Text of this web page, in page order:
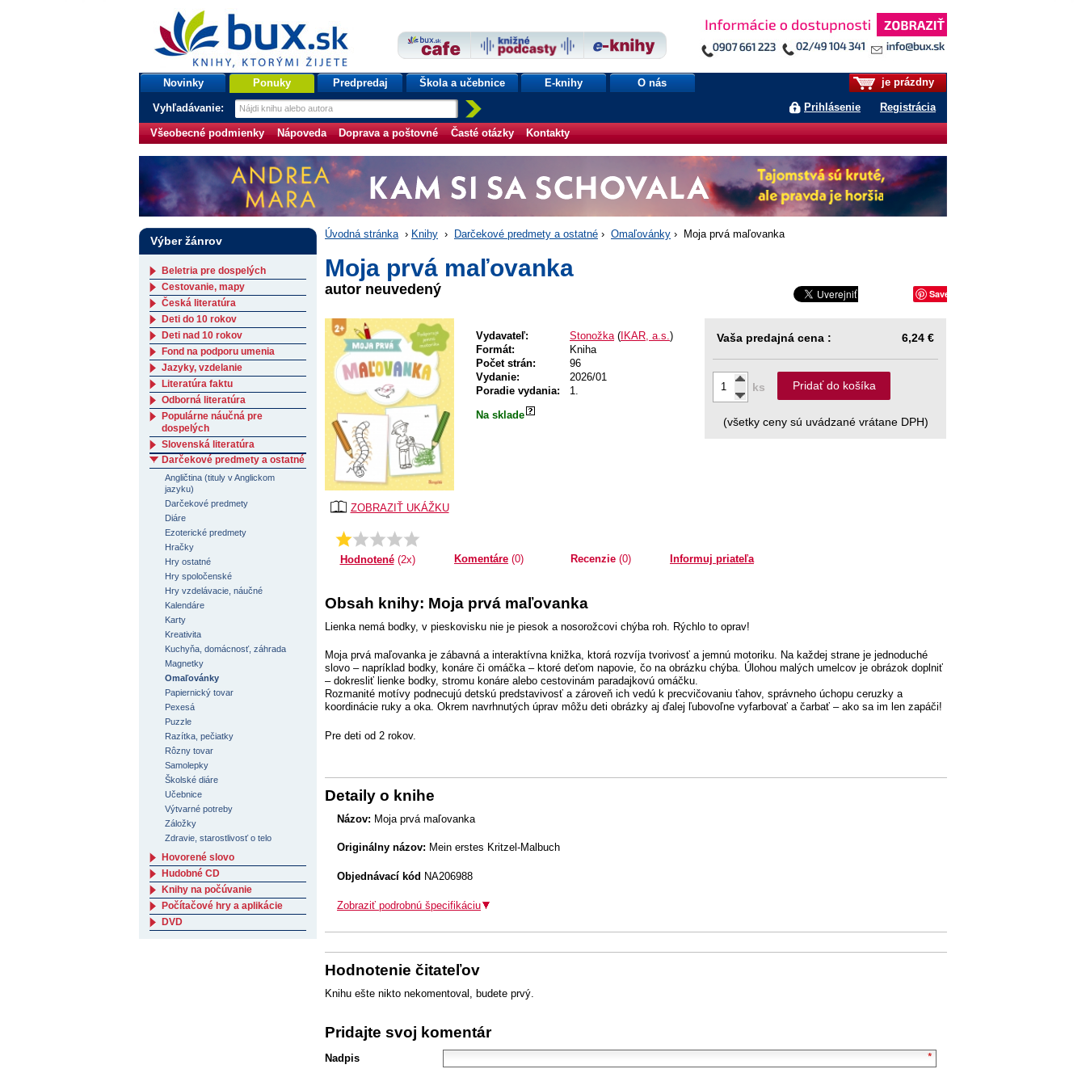
bux.sk
knihy, ktorými žijete
Úvodná stránka
je prázdny
Prihlásenie Registrácia
Novinky Ponuky Predpredaj Škola a učebnice E-knihy O nás
Vyhľadávanie:
Všeobecné podmienky Nápoveda Doprava a poštovné Časté otázky Kontakty
Úvodná stránka › Knihy › Darčekové predmety a ostatné › Omaľovánky › Moja prvá maľovanka
Moja prvá maľovanka
autor neuvedený Save
ZOBRAZIŤ UKÁŽKU
Vydavateľ: Stonožka( IKAR, a.s.)
Formát:
Kniha
Počet strán:
96
Vydanie:
2026/01
Poradie vydania:
1.
Na sklade
Vaša predajná cena : 6,24 €
ks Pridať do košíka
(všetky ceny sú uvádzané vrátane DPH)
Priemer:
1.0
Hodnotené(2x) Komentáre (0) Recenzie(0) Informuj priateľa
Obsah knihy: Moja prvá maľovanka
Lienka nemá bodky, v pieskovisku nie je piesok a nosorožcovi chýba roh. Rýchlo to oprav!
Moja prvá maľovanka je zábavná a interaktívna knižka, ktorá rozvíja tvorivosť a jemnú motoriku. Na každej strane je jednoduché
slovo – napríklad bodky, konáre či omáčka – ktoré deťom napovie, čo na obrázku chýba. Úlohou malých umelcov je obrázok doplniť
– dokresliť lienke bodky, stromu konáre alebo cestovinám paradajkovú omáčku.
Rozmanité motívy podnecujú detskú predstavivosť a zároveň ich vedú k precvičovaniu ťahov, správneho úchopu ceruzky a
koordinácie ruky a oka. Okrem navrhnutých úprav môžu deti obrázky aj ďalej ľubovoľne vyfarbovať a čarbať – ako sa im len zapáči!
Pre deti od 2 rokov.
Detaily o knihe
Názov: Moja prvá maľovanka
Originálny názov: Mein erstes Kritzel-Malbuch
Objednávací kód NA206988
Zobraziť podrobnú špecifikáciu
Hodnotenie čitateľov
Knihu ešte nikto nekomentoval, budete prvý.
Pridajte svoj komentár
Nadpis
Výber žánrov
Beletria pre dospelých
Cestovanie, mapy
Česká literatúra
Deti do 10 rokov
Deti nad 10 rokov
Fond na podporu umenia
Jazyky, vzdelanie
Literatúra faktu
Odborná literatúra
Populárne náučná pre
dospelých
Slovenská literatúra
Darčekové predmety a ostatné
Angličtina (tituly v Anglickom
jazyku)
Darčekové predmety
Diáre
Ezoterické predmety
Hračky
Hry ostatné
Hry spoločenské
Hry vzdelávacie, náučné
Kalendáre
Karty
Kreativita
Kuchyňa, domácnosť, záhrada
Magnetky
Omaľovánky
Papiernický tovar
Pexesá
Puzzle
Razítka, pečiatky
Rôzny tovar
Samolepky
Školské diáre
Učebnice
Výtvarné potreby
Záložky
Zdravie, starostlivosť o telo
Hovorené slovo
Hudobné CD
Knihy na počúvanie
Počítačové hry a aplikácie
DVD